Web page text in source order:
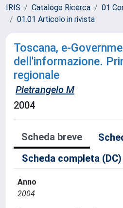
IRIS Catalogo Ricerca
01
01.01 Articolo in rivista
Toscana, e-
dell'informazione.
regionale
Pietrangelo M
2004
Scheda breve
Scheda completa (DC)
Anno
2004